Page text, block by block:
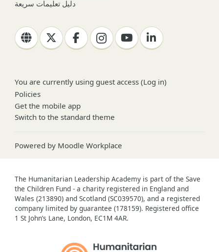
دليل تعليمات سريعة
You are currently using guest access (Log in)
Policies
Get the mobile app
Switch to the standard theme
Powered by Moodle Workplace
The Humanitarian Leadership Academy is part of the Save
the Children Fund - a charity registered in England and
Wales (213890) and Scotland (SC039570), and a registered
company limited by guarantee (178159). Registered office
1 St John’s Lane, London, EC1M 4AR.